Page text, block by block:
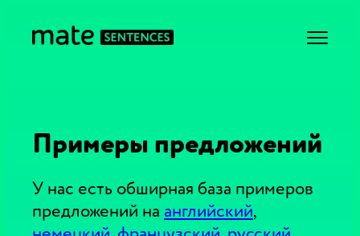
Примеры предложений
У нас есть обширная база примеров
предложений на английский,